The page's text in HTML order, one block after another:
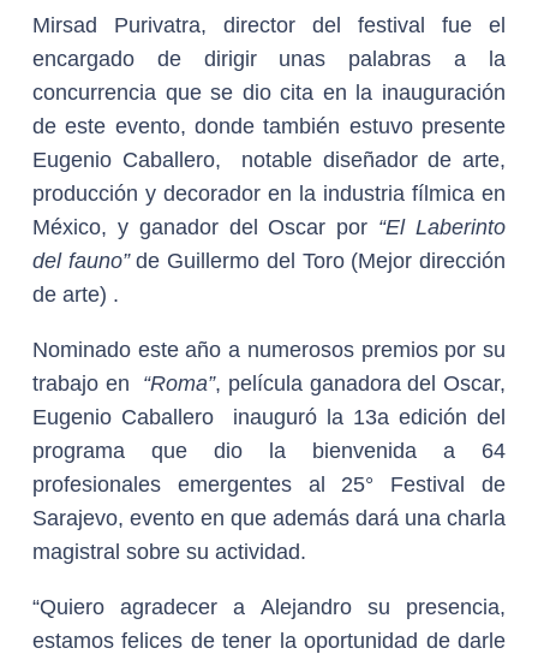
Mirsad Purivatra, director del festival fue el
encargado de dirigir unas palabras a la
concurrencia que se dio cita en la inauguración
de este evento, donde también estuvo presente
Eugenio Caballero, notable diseñador de arte,
producción y decorador en la industria fílmica en
México, y ganador del Oscar por “El Laberinto
del fauno”de Guillermo del Toro (Mejor dirección
de arte) .
Nominado este año a numerosos premios por su
trabajo en “Roma”, película ganadora del Oscar,
Eugenio Caballero inauguró la 13a edición del
programa que dio la bienvenida a 64
profesionales emergentes al 25° Festival de
Sarajevo, evento en que además dará una charla
magistral sobre su actividad.
“Quiero agradecer a Alejandro su presencia,
estamos felices de tener la oportunidad de darle